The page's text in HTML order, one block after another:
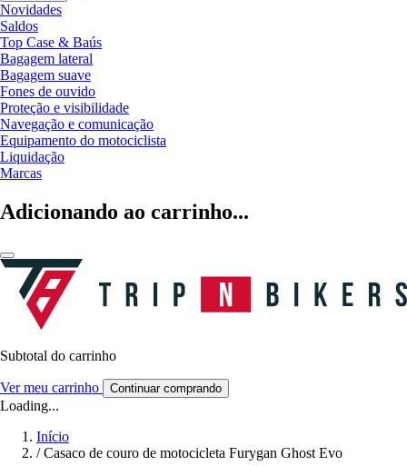
Novidades
Saldos
Top Case & Baús
Bagagem lateral
Bagagem suave
Fones de ouvido
Proteção e visibilidade
Navegação e comunicação
Equipamento do motociclista
Liquidação
Marcas
Adicionando ao carrinho...
Subtotal do carrinho
Ver meu carrinho Continuar comprando
Loading...
Início
/ Casaco de couro de motocicleta Furygan Ghost Evo